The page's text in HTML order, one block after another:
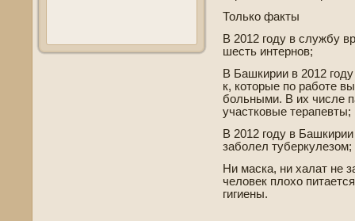
Только факты
В 2012 году в службу
шесть интернов;
В Башкирии в 2012
к, которые по работе
больными. В их числе
участковые терапевты;
В 2012 году в
заболел туберкулезом;
Ни маска, ни халат не
челове­к плохо
гигиены.